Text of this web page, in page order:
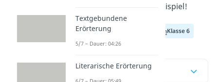
einem ausführlichen Beispiel!
Klasse 4 Klasse 6
Inhaltsübersicht
Textgebundene
Erörterung
5/7 – Dauer: 04:26
Literarische Erörterung